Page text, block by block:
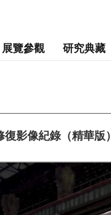
展覽參觀 研究典藏
影像紀錄（精華版）